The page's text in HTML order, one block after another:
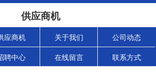
供应商机
应商机 关于我们 公司动态
聘中心 在线留言 联系方式